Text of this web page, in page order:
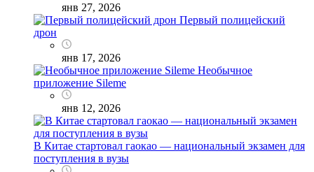
янв 27, 2026
Первый полицейский
дрон
янв 17, 2026
Необычное
приложение Sileme
янв 12, 2026
В Китае стартовал гаокао — национальный экзамен для
поступления в вузы